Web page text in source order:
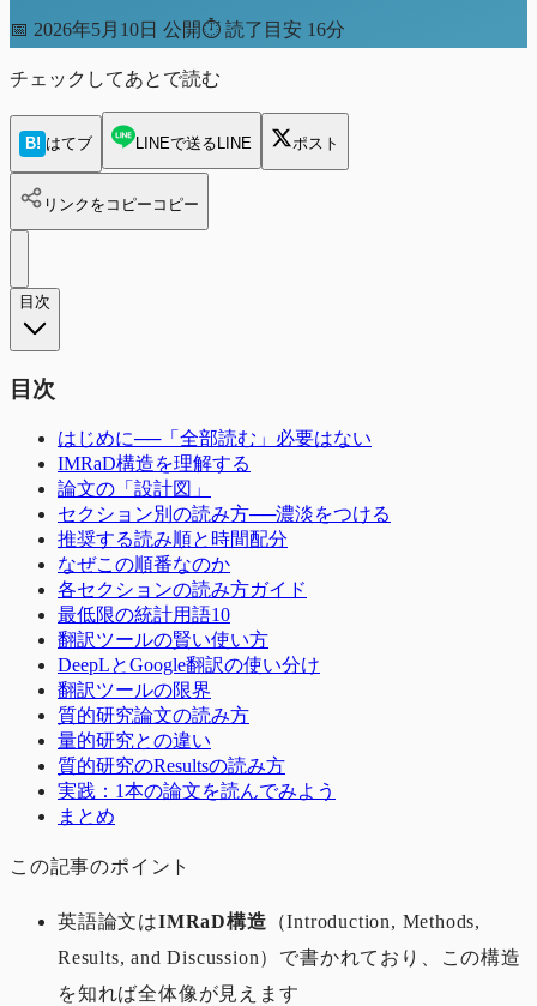
📅 2026年5月10日 公開⏱ 読了目安 16分
チェックしてあとで読む
B! はてブ LINEで送る LINE ポスト
リンクをコピー コピー
目次
目次
はじめに──「全部読む」必要はない
IMRaD構造を理解する
論文の「設計図」
セクション別の読み方──濃淡をつける
推奨する読み順と時間配分
なぜこの順番なのか
各セクションの読み方ガイド
最低限の統計用語10
翻訳ツールの賢い使い方
DeepLとGoogle翻訳の使い分け
翻訳ツールの限界
質的研究論文の読み方
量的研究との違い
質的研究のResultsの読み方
実践：1本の論文を読んでみよう
まとめ
この記事のポイント
英語論文はIMRaD構造 （Introduction, Methods,
Results, and Discussion）で書かれており、この構造
を知れば全体像が見えます